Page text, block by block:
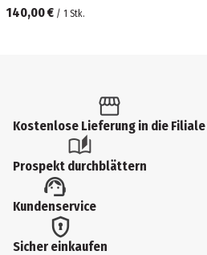
140,00 € / 1 Stk.
Kostenlose Lieferung in die Filiale
Prospekt durchblättern
Kundenservice
Sicher einkaufen